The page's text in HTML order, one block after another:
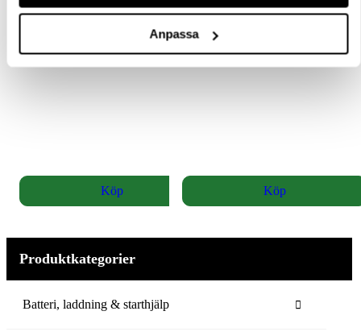
Anpassa
exkl moms
(816.25kr inkl moms)
Köp
exkl moms
(816.25kr inkl moms)
Köp
Produktkategorier
Batteri, laddning & starthjälp